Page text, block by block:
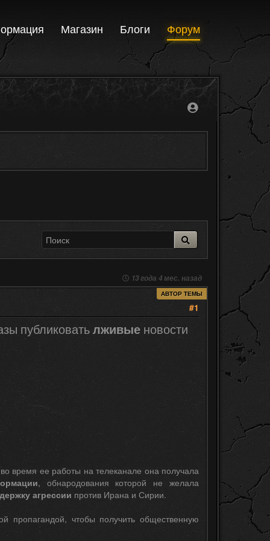
Магазин Блоги Форум
13 года 4 мес. назад
АВТОР ТЕМЫ
#1
публиковатьлживые новости
время ее работы на телеканале она получала
, обнародования которой не желала
агрессии против Ирана и Сирии.
пропагандой, чтобы получить общественную